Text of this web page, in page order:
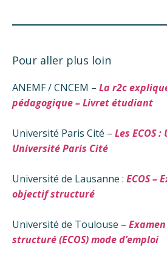
Pour aller plus loin
ANEMF / CNCEM – La r2c
pédagogique – Livret étudiant
Université Paris Cité – Les ECOS
Université Paris Cité
Université de Lausanne : ECOS –
objectif structuré
Université de Toulouse –
structuré (ECOS) mode d’emploi